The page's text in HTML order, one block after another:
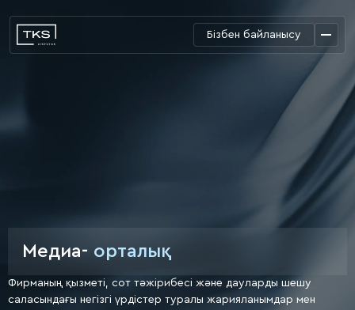
Бізбен байланысу
Медиа- орталық
Фирманың қызметі, сот тәжірибесі және дауларды шешу
саласындағы негізгі үрдістер туралы жарияланымдар мен